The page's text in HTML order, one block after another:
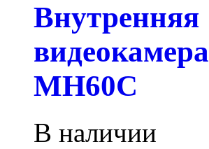
Внутренняя
видеокамера
MH60C
В наличии